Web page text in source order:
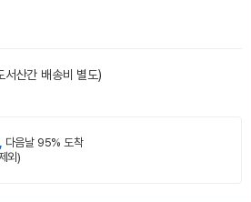
서산간 배송비 별도)
다음날 95% 도착
외)